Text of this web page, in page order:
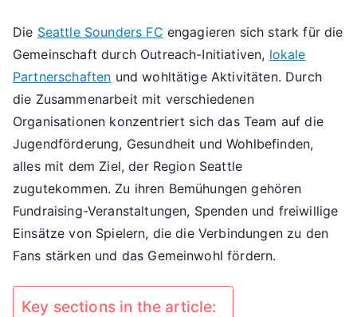
FC:
Gemeinschaftliches
Engagement,
Lokale
Partnerschaften,
Aktivitäten
Die Seattle Sounders FC engagieren sich stark für die
Gemeinschaft durch Outreach-Initiativen, lokale
Partnerschaften und wohltätige Aktivitäten. Durch
die Zusammenarbeit mit verschiedenen
Organisationen konzentriert sich das Team auf die
Jugendförderung, Gesundheit und Wohlbefinden,
alles mit dem Ziel, der Region Seattle
zugutekommen. Zu ihren Bemühungen gehören
Fundraising-Veranstaltungen, Spenden und freiwillige
Einsätze von Spielern, die die Verbindungen zu den
Fans stärken und das Gemeinwohl fördern.
Key sections in the article: